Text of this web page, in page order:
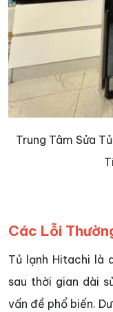
Trung Tâm Sửa
Các Lỗi
Tủ lạnh Hitachi là
sau thời gian dài
vấn đề phổ biến.